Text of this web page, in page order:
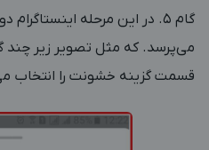
گام 5. در این مرحله
می‌پرسد. که مثل تصویر زیر چند
قسمت گزینه خشونت را انتخاب